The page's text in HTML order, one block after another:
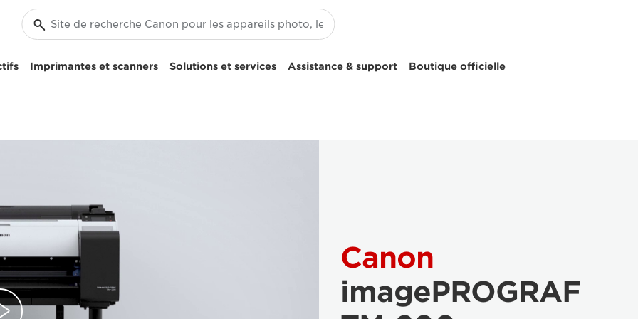
Imprimantes et scanners Solutions et services Assistance & support Boutique officielle
Canon
imagePROGRAF